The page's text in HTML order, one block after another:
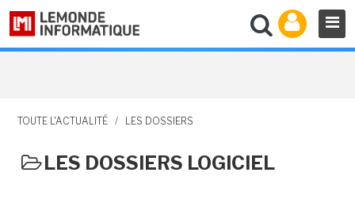
TOUTE L'ACTUALITÉ / LES DOSSIERS
LES DOSSIERS LOGICIEL